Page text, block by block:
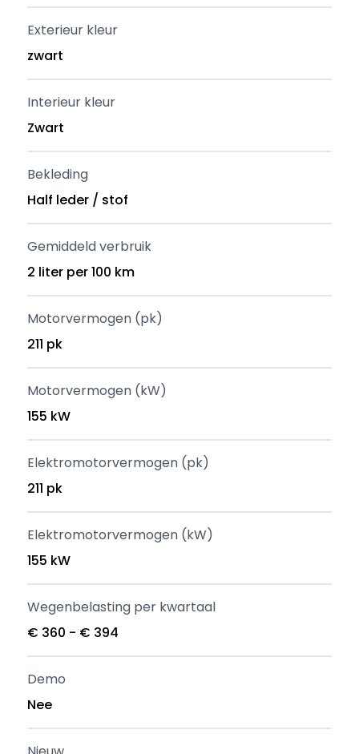
Exterieur kleur
zwart
Interieur kleur
Zwart
Bekleding
Half leder / stof
Gemiddeld verbruik
2 liter per 100 km
Motorvermogen (pk)
211 pk
Motorvermogen (kW)
155 kW
Elektromotorvermogen (pk)
211 pk
Elektromotorvermogen (kW)
155 kW
Wegenbelasting per kwartaal
€ 360 - € 394
Demo
Nee